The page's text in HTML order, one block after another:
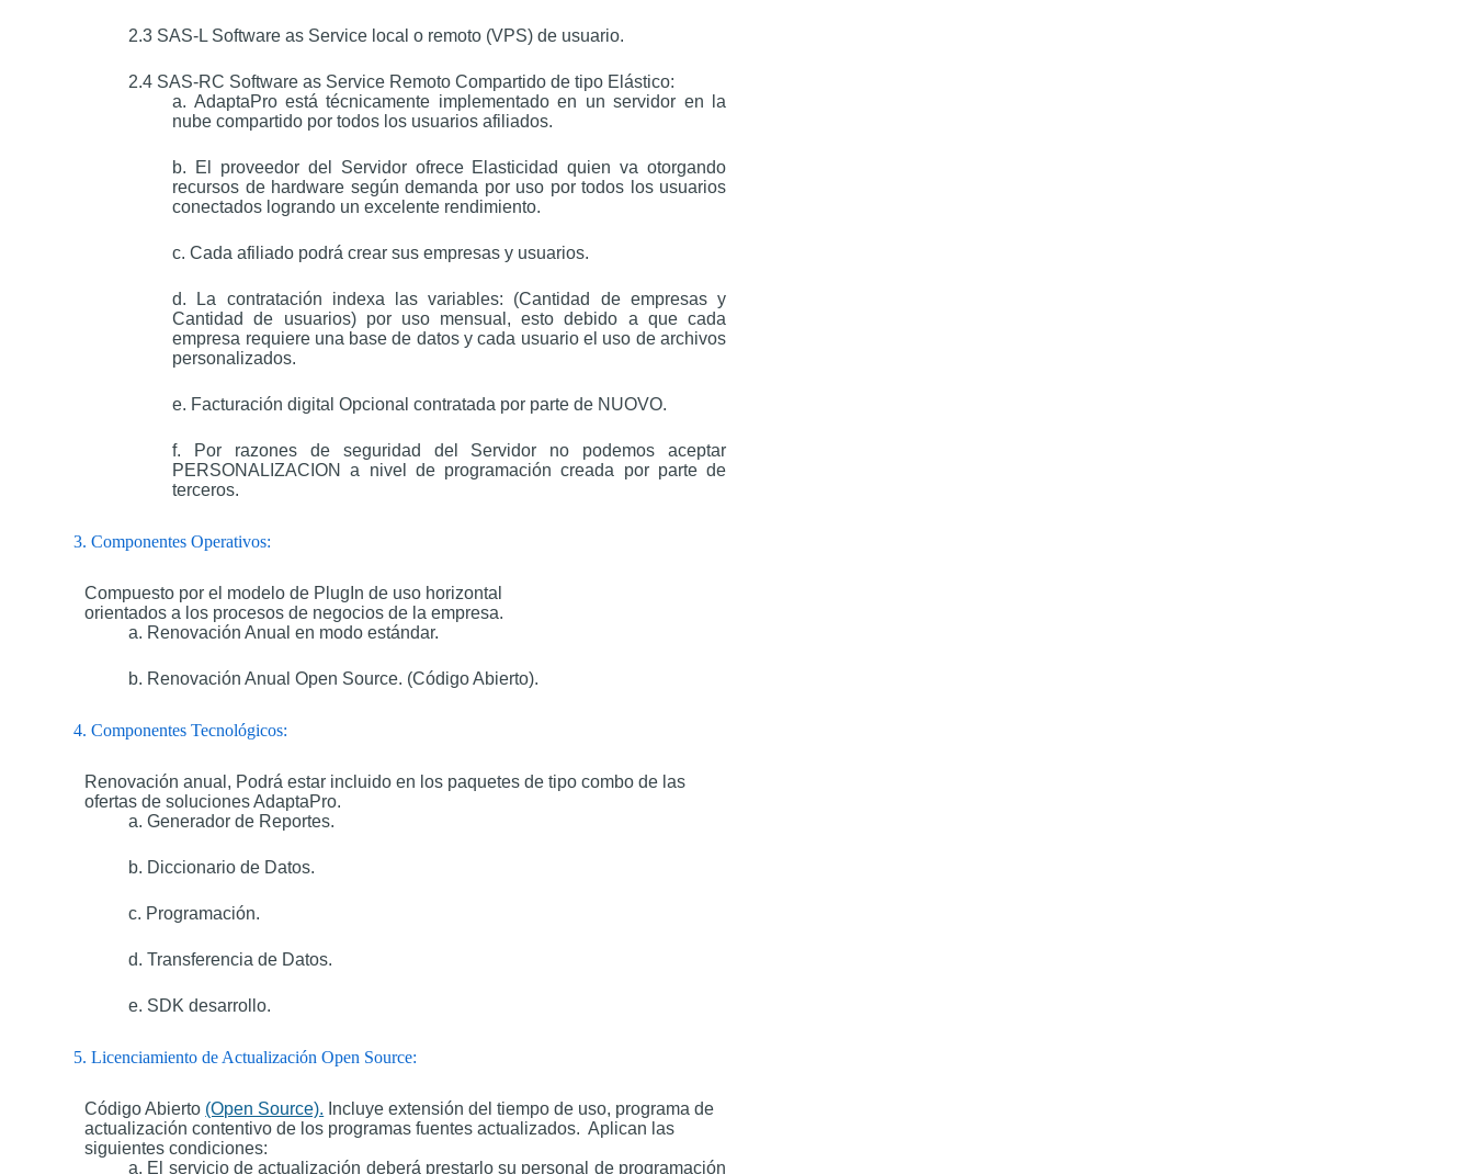
2.3 SAS-L Software as Service local o remoto (VPS) de usuario.
2.4 SAS-RC Software as Service Remoto Compartido de tipo Elástico:
a. AdaptaPro está técnicamente implementado en un servidor en la
nube compartido por todos los usuarios afiliados.
b. El proveedor del Servidor ofrece Elasticidad quien va otorgando
recursos de hardware según demanda por uso por todos los usuarios
conectados logrando un excelente rendimiento.
c. Cada afiliado podrá crear sus empresas y usuarios.
d. La contratación indexa las variables: (Cantidad de empresas y
Cantidad de usuarios) por uso mensual, esto debido a que cada
empresa requiere una base de datos y cada usuario el uso de archivos
personalizados.
e. Facturación digital Opcional contratada por parte de NUOVO.
f. Por razones de seguridad del Servidor no podemos aceptar
PERSONALIZACION a nivel de programación creada por parte de
terceros.
3. Componentes Operativos:
Compuesto por el modelo de PlugIn de uso horizontal
orientados a los procesos de negocios de la empresa.
a. Renovación Anual en modo estándar.
b. Renovación Anual Open Source. (Código Abierto).
4. Componentes Tecnológicos:
Renovación anual, Podrá estar incluido en los paquetes de tipo combo de las
ofertas de soluciones AdaptaPro.
a. Generador de Reportes.
b. Diccionario de Datos.
c. Programación.
d. Transferencia de Datos.
e. SDK desarrollo.
5. Licenciamiento de Actualización Open Source:
Código Abierto (Open Source). Incluye extensión del tiempo de uso, programa de
actualización contentivo de los programas fuentes actualizados. Aplican las
siguientes condiciones:
a. El servicio de actualización deberá prestarlo su personal de programación